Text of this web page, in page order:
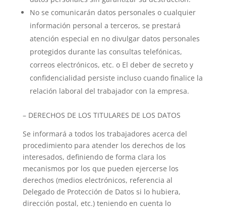
No se comunicarán datos personales o cualquier
información personal a terceros, se prestará
atención especial en no divulgar datos personales
protegidos durante las consultas telefónicas,
correos electrónicos, etc. o El deber de secreto y
confidencialidad persiste incluso cuando finalice la
relación laboral del trabajador con la empresa.
– DERECHOS DE LOS TITULARES DE LOS DATOS
Se informará a todos los trabajadores acerca del
procedimiento para atender los derechos de los
interesados, definiendo de forma clara los
mecanismos por los que pueden ejercerse los
derechos (medios electrónicos, referencia al
Delegado de Protección de Datos si lo hubiera,
dirección postal, etc.) teniendo en cuenta lo